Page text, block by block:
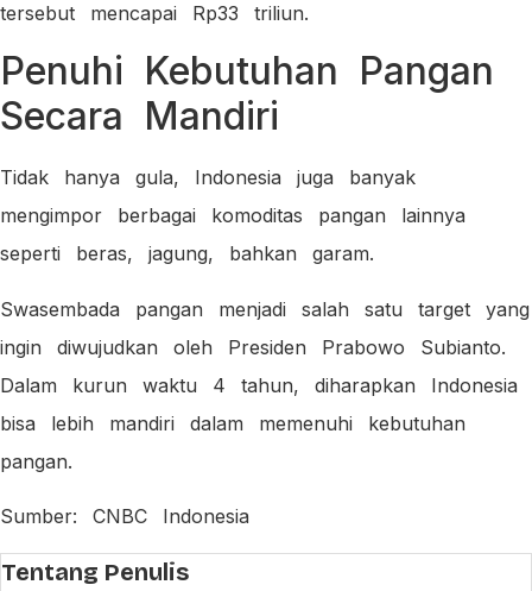
tersebut mencapai Rp33 triliun.
Penuhi Kebutuhan Pangan
Secara Mandiri
Tidak hanya gula, Indonesia juga banyak
mengimpor berbagai komoditas pangan lainnya
seperti beras, jagung, bahkan garam.
Swasembada pangan menjadi salah satu target yang
ingin diwujudkan oleh Presiden Prabowo Subianto.
Dalam kurun waktu 4 tahun, diharapkan Indonesia
bisa lebih mandiri dalam memenuhi kebutuhan
pangan.
Sumber: CNBC Indonesia
Tentang Penulis